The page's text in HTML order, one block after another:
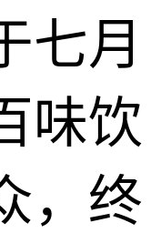
七月
味饮
，终